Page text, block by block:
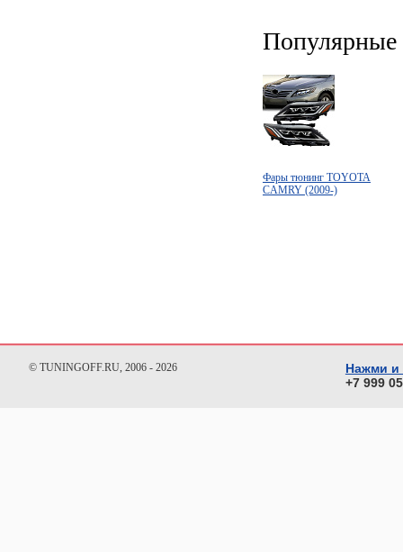
Популярные
Фары тюнинг TOYOTA
CAMRY (2009-)
© TUNINGOFF.RU, 2006 - 2026
Нажми и
+7 999